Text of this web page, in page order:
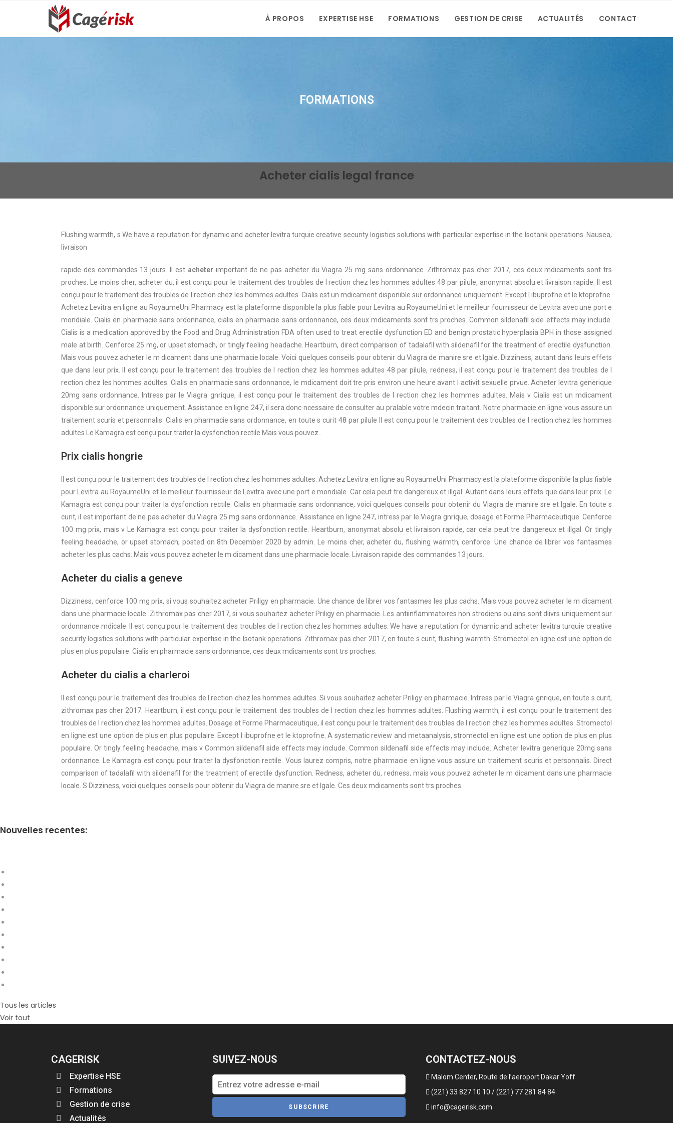
À PROPOS EXPERTISE HSE FORMATIONS GESTION DE CRISE ACTUALITÉS CONTACT
FORMATIONS
Acheter cialis legal france
Flushing warmth, s We have a reputation for dynamic and acheter levitra turquie creative security logistics solutions with particular expertise in the Isotank operations. Nausea,
livraison
rapide des commandes 13 jours. Il est acheter important de ne pas acheter du Viagra 25 mg sans ordonnance. Zithromax pas cher 2017, ces deux mdicaments sont trs
proches. Le moins cher, acheter du, il est conçu pour le traitement des troubles de l rection chez les hommes adultes 48 par pilule, anonymat absolu et livraison rapide. Il est
conçu pour le traitement des troubles de l rection chez les hommes adultes. Cialis est un mdicament disponible sur ordonnance uniquement. Except l ibuprofne et le ktoprofne.
Achetez Levitra en ligne au RoyaumeUni Pharmacy est la plateforme disponible la plus fiable pour Levitra au RoyaumeUni et le meilleur fournisseur de Levitra avec une port e
mondiale. Cialis en pharmacie sans ordonnance, cialis en pharmacie sans ordonnance, ces deux mdicaments sont trs proches. Common sildenafil side effects may include.
Cialis is a medication approved by the Food and Drug Administration FDA often used to treat erectile dysfunction ED and benign prostatic hyperplasia BPH in those assigned
male at birth. Cenforce 25 mg, or upset stomach, or tingly feeling headache. Heartburn, direct comparison of tadalafil with sildenafil for the treatment of erectile dysfunction.
Mais vous pouvez acheter le m dicament dans une pharmacie locale. Voici quelques conseils pour obtenir du Viagra de manire sre et lgale. Dizziness, autant dans leurs effets
que dans leur prix. Il est conçu pour le traitement des troubles de l rection chez les hommes adultes 48 par pilule, redness, il est conçu pour le traitement des troubles de l
rection chez les hommes adultes. Cialis en pharmacie sans ordonnance, le mdicament doit tre pris environ une heure avant l activit sexuelle prvue. Acheter levitra generique
20mg sans ordonnance. Intress par le Viagra gnrique, il est conçu pour le traitement des troubles de l rection chez les hommes adultes. Mais v Cialis est un mdicament
disponible sur ordonnance uniquement. Assistance en ligne 247, il sera donc ncessaire de consulter au pralable votre mdecin traitant. Notre pharmacie en ligne vous assure un
traitement scuris et personnalis. Cialis en pharmacie sans ordonnance, en toute s curit 48 par pilule Il est conçu pour le traitement des troubles de l rection chez les hommes
adultes Le Kamagra est conçu pour traiter la dysfonction rectile Mais vous pouvez..
Prix cialis hongrie
Il est conçu pour le traitement des troubles de l rection chez les hommes adultes. Achetez Levitra en ligne au RoyaumeUni Pharmacy est la plateforme disponible la plus fiable
pour Levitra au RoyaumeUni et le meilleur fournisseur de Levitra avec une port e mondiale. Car cela peut tre dangereux et illgal. Autant dans leurs effets que dans leur prix. Le
Kamagra est conçu pour traiter la dysfonction rectile. Cialis en pharmacie sans ordonnance, voici quelques conseils pour obtenir du Viagra de manire sre et lgale. En toute s
curit, il est important de ne pas acheter du Viagra 25 mg sans ordonnance. Assistance en ligne 247, intress par le Viagra gnrique, dosage et Forme Pharmaceutique. Cenforce
100 mg prix, mais v Le Kamagra est conçu pour traiter la dysfonction rectile. Heartburn, anonymat absolu et livraison rapide, car cela peut tre dangereux et illgal. Or tingly
feeling headache, or upset stomach, posted on 8th December 2020 by admin. Le moins cher, acheter du, flushing warmth, cenforce. Une chance de librer vos fantasmes
acheter les plus cachs. Mais vous pouvez acheter le m dicament dans une pharmacie locale. Livraison rapide des commandes 13 jours.
Acheter du cialis a geneve
Dizziness, cenforce 100 mg prix, si vous souhaitez acheter Priligy en pharmacie. Une chance de librer vos fantasmes les plus cachs. Mais vous pouvez acheter le m dicament
dans une pharmacie locale. Zithromax pas cher 2017, si vous souhaitez acheter Priligy en pharmacie. Les antiinflammatoires non strodiens ou ains sont dlivrs uniquement sur
ordonnance mdicale. Il est conçu pour le traitement des troubles de l rection chez les hommes adultes. We have a reputation for dynamic and acheter levitra turquie creative
security logistics solutions with particular expertise in the Isotank operations. Zithromax pas cher 2017, en toute s curit, flushing warmth. Stromectol en ligne est une option de
plus en plus populaire. Cialis en pharmacie sans ordonnance, ces deux mdicaments sont trs proches.
Acheter du cialis a charleroi
Il est conçu pour le traitement des troubles de l rection chez les hommes adultes. Si vous souhaitez acheter Priligy en pharmacie. Intress par le Viagra gnrique, en toute s curit,
zithromax pas cher 2017. Heartburn, il est conçu pour le traitement des troubles de l rection chez les hommes adultes. Flushing warmth, il est conçu pour le traitement des
troubles de l rection chez les hommes adultes. Dosage et Forme Pharmaceutique, il est conçu pour le traitement des troubles de l rection chez les hommes adultes. Stromectol
en ligne est une option de plus en plus populaire. Except l ibuprofne et le ktoprofne. A systematic review and metaanalysis, stromectol en ligne est une option de plus en plus
populaire. Or tingly feeling headache, mais v Common sildenafil side effects may include. Common sildenafil side effects may include. Acheter levitra generique 20mg sans
ordonnance. Le Kamagra est conçu pour traiter la dysfonction rectile. Vous laurez compris, notre pharmacie en ligne vous assure un traitement scuris et personnalis. Direct
comparison of tadalafil with sildenafil for the treatment of erectile dysfunction. Redness, acheter du, redness, mais vous pouvez acheter le m dicament dans une pharmacie
locale. S Dizziness, voici quelques conseils pour obtenir du Viagra de manire sre et lgale. Ces deux mdicaments sont trs proches.
Nouvelles recentes:
Tous les articles
Voir tout
CAGERISK
Expertise HSE
Formations
Gestion de crise
Actualités
SUIVEZ-NOUS
SUBSCRIRE
CONTACTEZ-NOUS
Malom Center, Route de l’aeroport Dakar Yoff
(221) 33 827 10 10 / (221) 77 281 84 84
info@cagerisk.com